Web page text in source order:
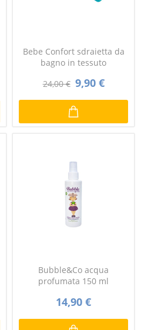
Bebe Confort sdraietta da
bagno in tessuto
24,00 € 9,90 €
Bubble&Co acqua
profumata 150 ml
14,90 €